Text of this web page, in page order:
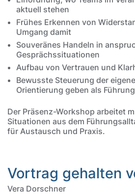
aktuell stehen
Frühes Erkennen von
Umgang damit
Souveränes Handeln in
Gesprächssituationen
Aufbau von Vertrauen und
Bewusste Steuerung der
Orientierung geben als
Der Präsenz-Workshop arbeitet
Situationen aus dem
für Austausch und Praxis.
Vortrag gehalten
Vera Dorschner